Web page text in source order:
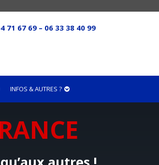
71 67 69 – 06 33 38 40 99
INFOS & AUTRES ?